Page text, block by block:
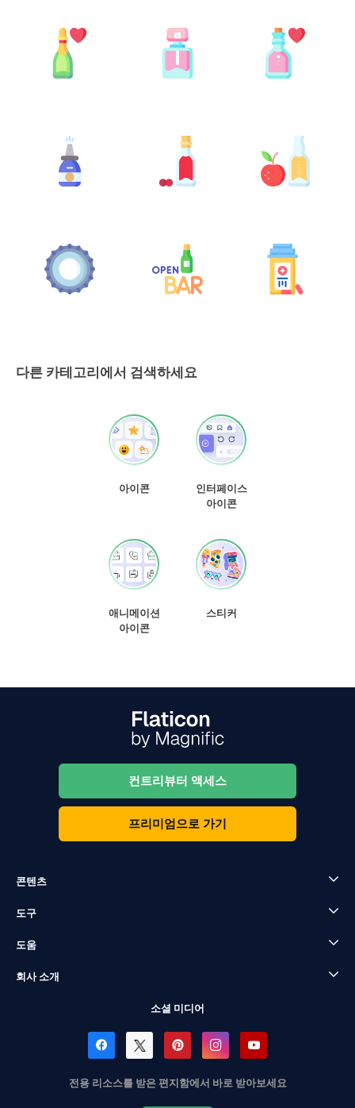
다른 카테고리에서 검색하세요
아이콘
인터페이스
아이콘
애니메이션
아이콘
스티커
컨트리뷰터 액세스
프리미엄으로 가기
콘텐츠
도구
도움
회사 소개
소셜 미디어
전용 리소스를 받은 편지함에서 바로 받아보세요